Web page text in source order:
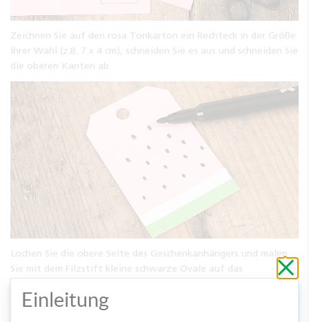
Zeichnen Sie auf den rosa Tonkarton ein Rechteck in der Größe
Ihrer Wahl (z.B. 7 x 4 cm), schneiden Sie es aus und schneiden Sie
die oberen Kanten ab.
Lochen Sie die obere Seite des Geschenkanhängers und malen
Sie mit dem Filzstift kleine schwarze Ovale auf das
ohne
zu
Einleitung